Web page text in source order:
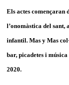
Els actes començaran
l’onomàstica del sant,
infantil. Mas y Mas
bar, picadetes i
2020.